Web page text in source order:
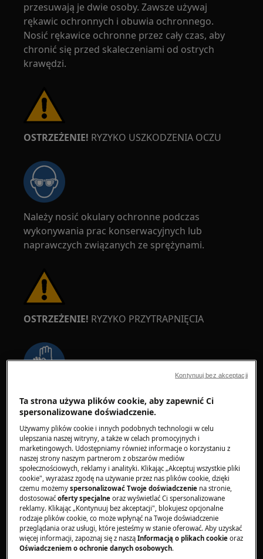
przesuwają je dwie osoby. Zawsze używaj
rękawic ochronnych i obuwia ochronnego.
Nosić rękawice ochronne przez cały czas, aby
chronić się przed skaleczeniami od ostrych
krawędzi.
OSTRZEŻENIE! RYZYKO USZKODZENIA OCZU
Należy nosić okulary ochronne podczas
wykonywania prac konserwacyjnych lub
naprawczych związanych ze sprężynami.
OSTRZEŻENIE! RYZYKO PRZYTRAPNIĘCIA
Załóż rękawice ochronne, jeśli wykonujesz prace
konserwacyjne lub naprawcze związane z
pasami.
OSTRZEŻENIE!RYZYKO ZADŁAWIENIA
Drobne elementy nie są przeznaczone dla dzieci
poniżej 3 roku życia. Przechowuj wszystkie małe
Ta strona używa plików cookie, aby zapewnić Ci
spersonalizowane doświadczenie.
Używamy plików cookie i innych podobnych technologii w celu
ulepszania naszej witryny, a także w celach promocyjnych i
marketingowych. Udostępniamy również informacje o korzystaniu z
naszej strony naszym partnerom z obszarów mediów
społecznościowych, reklamy i analityki. Klikając „Akceptuj wszystkie pliki
cookie", wyrażasz zgodę na używanie przez nas plików cookie, dzięki
czemu możemyspersonalizować Twoje doświadczenie na stronie,
dostosowaćoferty specjalne oraz wyświetlać Ci spersonalizowane
reklamy. Klikając „Kontynuuj bez akceptacji", blokujesz opcjonalne
rodzaje plików cookie, co może wpłynąć na Twoje doświadczenie
przeglądania oraz usługi, które jesteśmy w stanie oferować. Aby uzyskać
więcej informacji, zapoznaj się z nasząInformacją o plikach cookie oraz
Oświadczeniem o ochronie danych osobowych.
Kontynuuj bez akceptacji